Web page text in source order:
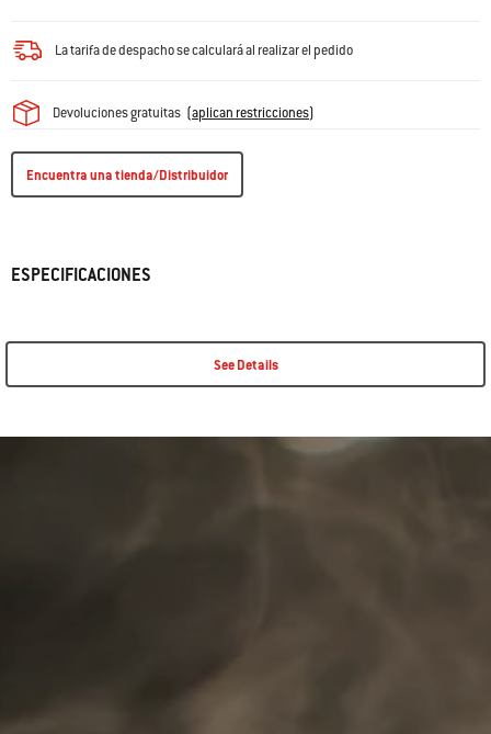
La tarifa de despacho se calculará al realizar el pedido
Devoluciones gratuitas (aplican restricciones)
Encuentra una tienda/Distribuidor
ESPECIFICACIONES
See Details